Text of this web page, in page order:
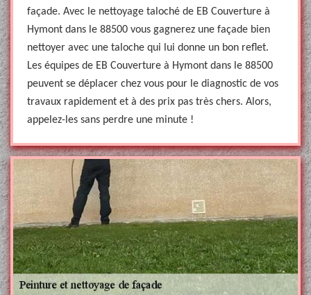
façade. Avec le nettoyage taloché de EB Couverture à
Hymont dans le 88500 vous gagnerez une façade bien
nettoyer avec une taloche qui lui donne un bon reflet.
Les équipes de EB Couverture à Hymont dans le 88500
peuvent se déplacer chez vous pour le diagnostic de vos
travaux rapidement et à des prix pas très chers. Alors,
appelez-les sans perdre une minute !